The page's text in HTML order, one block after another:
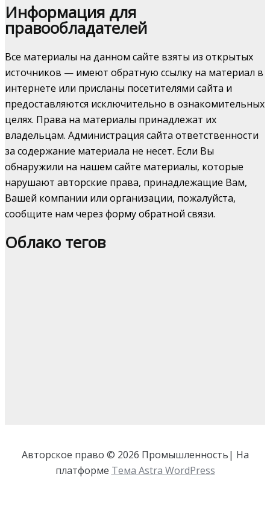
Информация для
правообладателей
Все материалы на данном сайте взяты из открытых
источников — имеют обратную ссылку на материал в
интернете или присланы посетителями сайта и
предоставляются исключительно в ознакомительных
целях. Права на материалы принадлежат их
владельцам. Администрация сайта ответственности
за содержание материала не несет. Если Вы
обнаружили на нашем сайте материалы, которые
нарушают авторские права, принадлежащие Вам,
Вашей компании или организации, пожалуйста,
сообщите нам через форму обратной связи.
Облако тегов
Авторское право © 2026 Промышленность| На
платформе Тема Astra WordPress